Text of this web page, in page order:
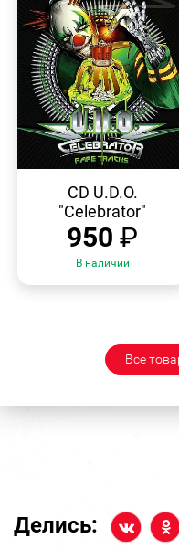
ПРОСМОТР
CD U.D.O.
"Celebrator"
950 ₽
В наличии
Все
Делись: